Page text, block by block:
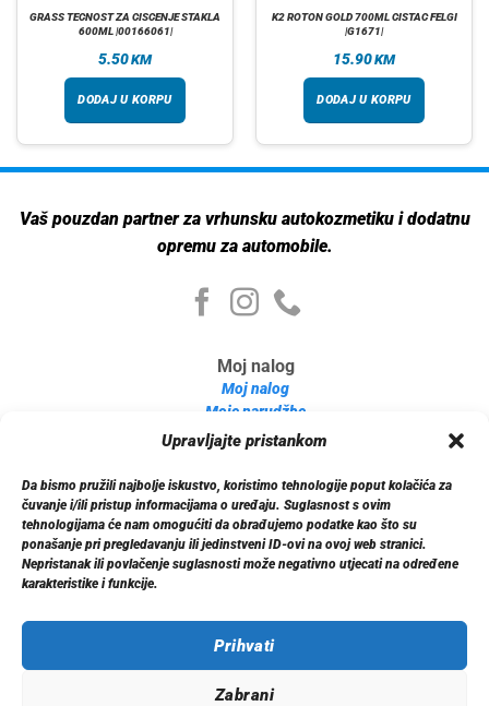
Upravljajte pristankom
Da bismo pružili najbolje iskustvo, koristimo tehnologije poput kolačića za
čuvanje i/ili pristup informacijama o uređaju. Suglasnost s ovim
tehnologijama će nam omogućiti da obrađujemo podatke kao što su
ponašanje pri pregledavanju ili jedinstveni ID-ovi na ovoj web stranici.
Nepristanak ili povlačenje suglasnosti može negativno utjecati na određene
karakteristike i funkcije.
Prihvati
Zabrani
GRASS TECNOST ZA CISCENJE STAKLA
600ML |00166061|
5.50KM
DODAJ U KORPU
K2 ROTON GOLD 700ML CISTAC FELGI
|G1671|
15.90KM
DODAJ U KORPU
Vaš pouzdan partner za vrhunsku autokozmetiku i dodatnu
opremu za automobile.
Moj nalog
Moj nalog
Moje narudžbe
Detalji računa
Informacije
O nama
Dostava
Politika privatnosti
© 2026 Xenon.ba. Sva prava zadržana.